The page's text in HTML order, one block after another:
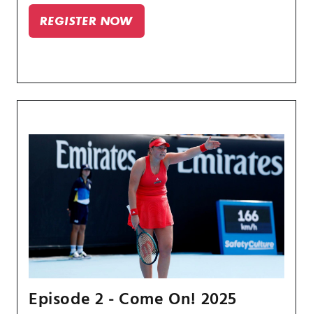
REGISTER NOW
Episode 2 - Come On! 2025